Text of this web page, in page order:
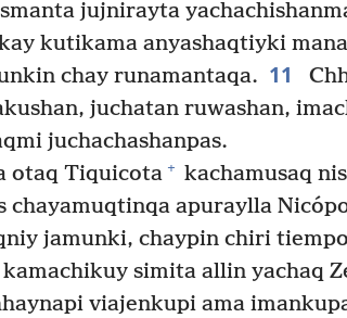
jujnirayta
kutikama anyashaqtiyki
chay runamantaqa. 11
juchatan ruwashan,
juchachashanpas.
otaq Tiquicota + kachamusaq
chayamuqtinqa apuraylla
jamunki, chaypin chiri
simita allin yachaq
viajenkupi ama